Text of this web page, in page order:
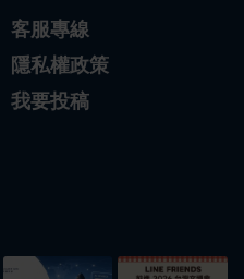
客服專線
隱私權政策
我要投稿